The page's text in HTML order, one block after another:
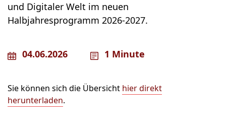
und Digitaler Welt im neuen
Halbjahresprogramm 2026-2027.
04.06.2026 1 Minute
Sie können sich die Übersicht hier direkt
herunterladen.